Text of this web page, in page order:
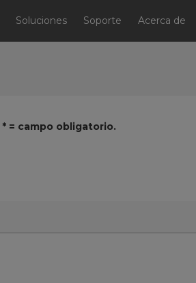
Soluciones Soporte Acerca de
* = campo obligatorio.